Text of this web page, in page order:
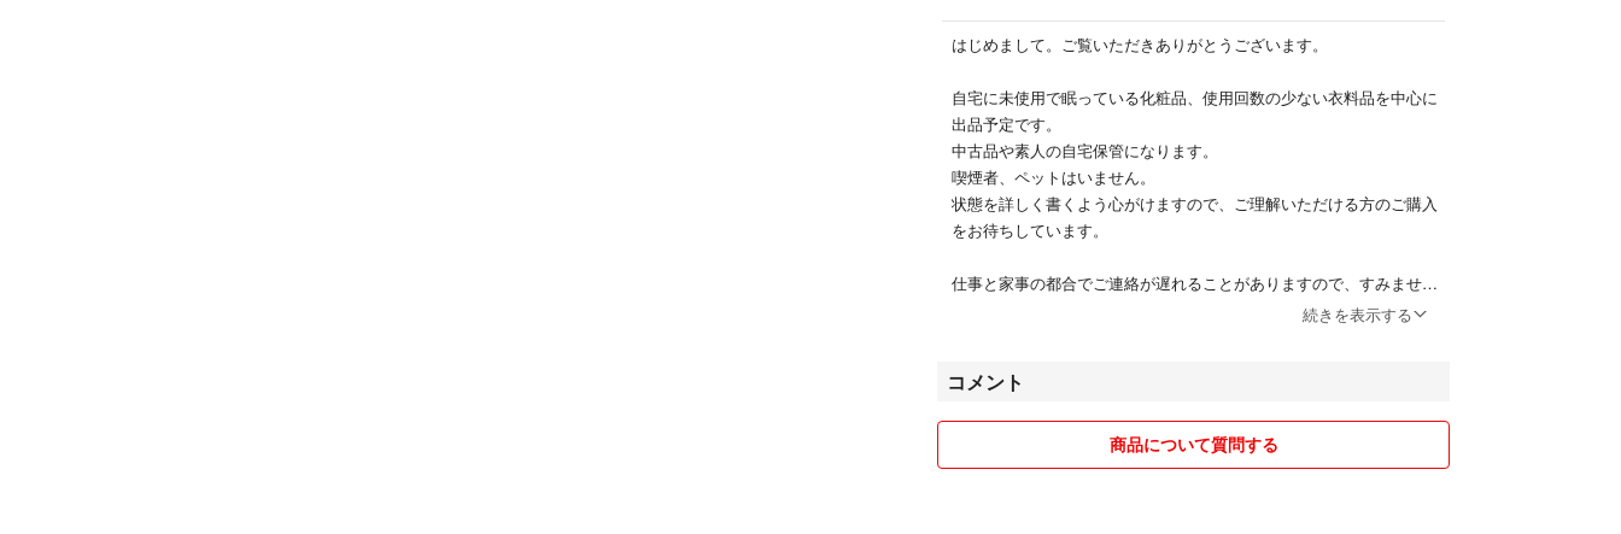
はじめまして。ご覧いただきありがとうございます。
自宅に未使用で眠っている化粧品、使用回数の少ない衣料品を中心に
出品予定です。
中古品や素人の自宅保管になります。
喫煙者、ペットはいません。
状態を詳しく書くよう心がけますので、ご理解いただける方のご購入
をお待ちしています。
仕事と家事の都合でご連絡が遅れることがありますので、すみません
ント等お願いいたします。
不慣れですが、よいお取引ができたらと思います。
よろしくお願いいたします。
続きを表示する
コメント
商品について質問する